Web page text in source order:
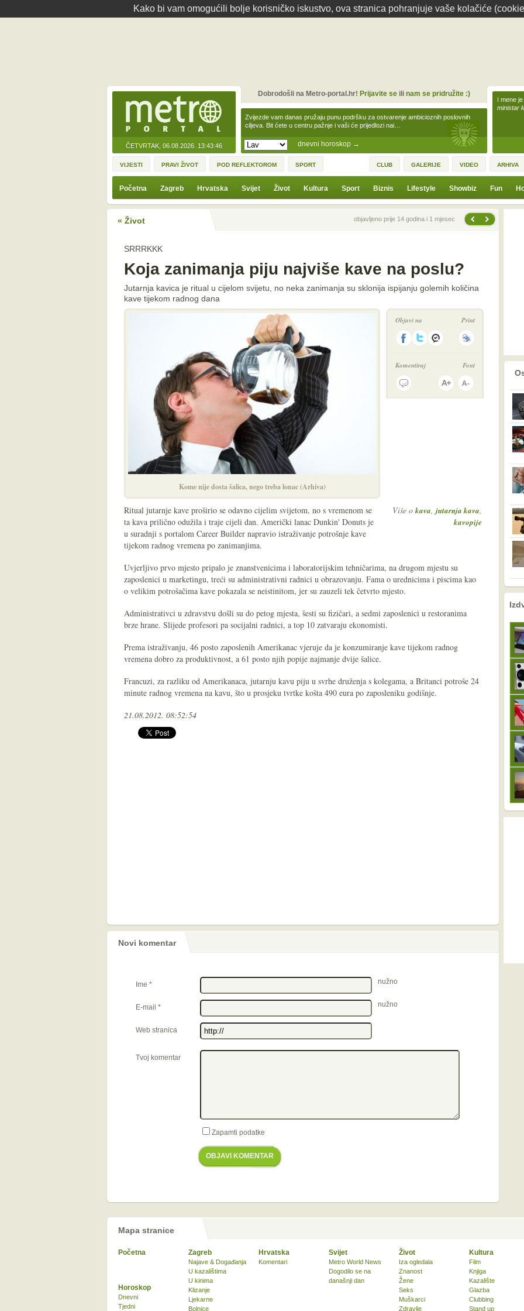
Kako bi vam omogućili bolje korisničko iskustvo, ova stranica pohranjuje vaše kolačiće
ČETVRTAK, 06.08.2026. 13:43:46 dnevni horoskop →
Zvijezde vam danas pružaju punu podršku za ostvarenje ambicioznih poslovnih
ciljeva. Bit ćete u centru pažnje i vaši će prijedlozi nai…
Dobrodošli na Metro-portal.hr! Prijavite seili nam se pridružite :)
I mene
ministar
VIJESTI PRAVI ŽIVOT POD REFLEKTOROM SPORT CLUB GALERIJE VIDEO ARHIVA
Početna Zagreb Hrvatska Svijet Život Kultura Sport Biznis Lifestyle Showbiz Fun
« Život Prethodna vijestobjavljeno prije 14 godina i 1 mjesec
SRRRKKK
Koja zanimanja piju najviše kave na poslu?
Jutarnja kavica je ritual u cijelom svijetu, no neka zanimanja su sklonija ispijanju golemih količina
kave tijekom radnog dana
Kome nije dosta šalica, nego treba lonac (Arhiva)
Objavi na Print
Komentiraj Font
Više okava, jutarnja kava,
kavopije
Ritual jutarnje kave proširio se odavno cijelim svijetom, no s vremenom se
ta kava prilično odužila i traje cijeli dan. Američki lanac Dunkin' Donuts je
u suradnji s portalom Career Builder napravio istraživanje potrošnje kave
tijekom radnog vremena po zanimanjima.
Uvjerljivo prvo mjesto pripalo je znanstvenicima i laboratorijskim tehničarima, na drugom mjestu su
zaposlenici u marketingu, treći su administrativni radnici u obrazovanju. Fama o urednicima i piscima kao
o velikim potrošačima kave pokazala se neistinitom, jer su zauzeli tek četvrto mjesto.
Administrativci u zdravstvu došli su do petog mjesta, šesti su fizičari, a sedmi zaposlenici u restoranima
brze hrane. Slijede profesori pa socijalni radnici, a top 10 zatvaraju ekonomisti.
Prema istraživanju, 46 posto zaposlenih Amerikanac vjeruje da je konzumiranje kave tijekom radnog
vremena dobro za produktivnost, a 61 posto njih popije najmanje dvije šalice.
Francuzi, za razliku od Amerikanaca, jutarnju kavu piju u svrhe druženja s kolegama, a Britanci potroše 24
minute radnog vremena na kavu, što u prosjeku tvrtke košta 490 eura po zaposleniku godišnje.
21.08.2012. 08:52:54
Novi komentar
Ime * nužno
E-mail * nužno
Web stranica
Tvoj komentar
Zapamti podatke
OBJAVI KOMENTAR
prethodno
nema prethodne
sljedeće
Mapa stranice
Početna Zagreb
Najave & Događanja
U kazalištima
U kinima
Klizanje
Ljekarne
Bolnice
Hrvatska
Komentari
Svijet
Metro World News
Dogodilo se na
današnji dan
Život
Iza ogledala
Znanost
Žene
Seks
Muškarci
Zdravlje
Kultura
Film
Knjiga
Kazalište
Glazba
Clubbing
Stand up
Horoskop
Dnevni
Tjedni